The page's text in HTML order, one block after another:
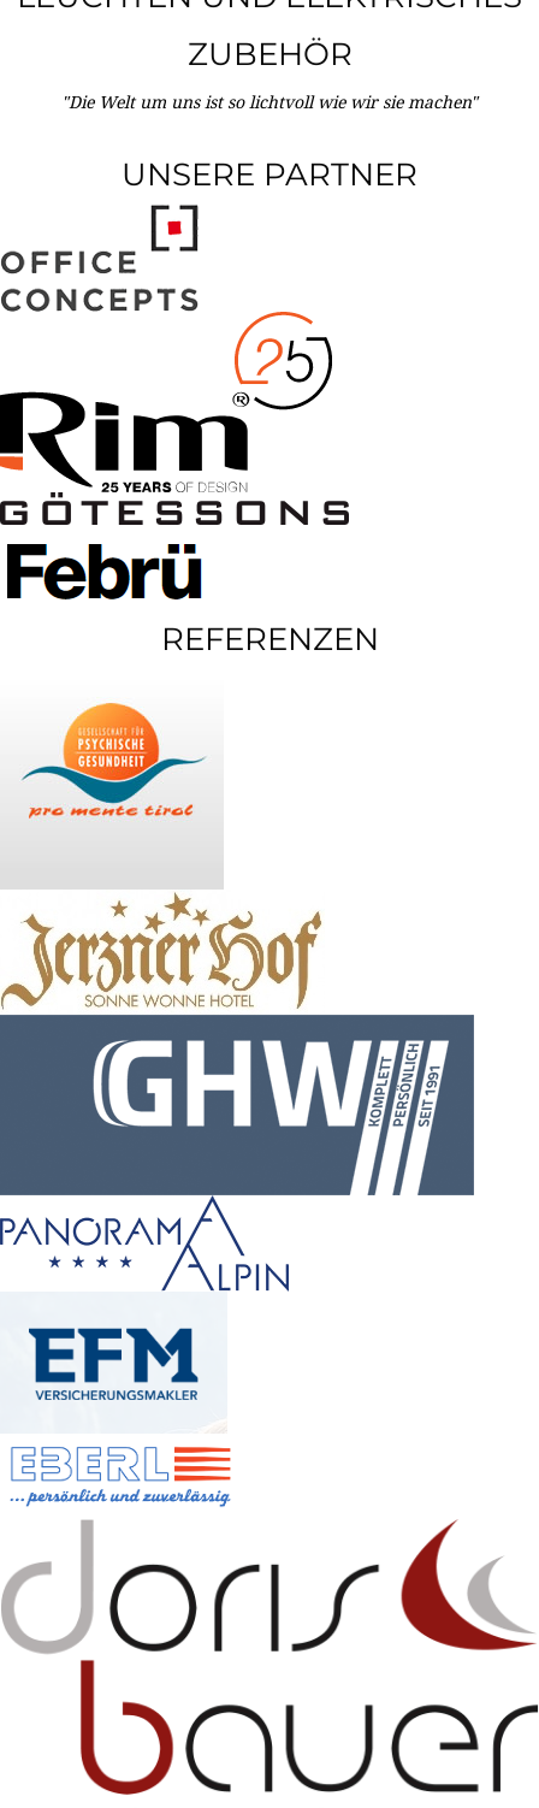
ZUBEHÖR
"Die Welt um uns ist so lichtvoll wie wir sie machen"
UNSERE PARTNER
REFERENZEN